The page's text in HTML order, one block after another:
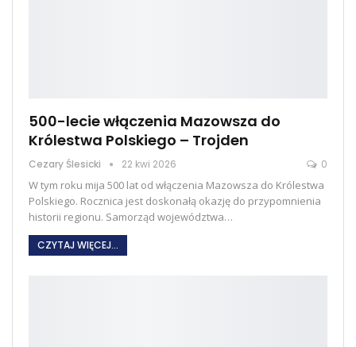
500-lecie włączenia Mazowsza do
Królestwa Polskiego – Trojden
Cezary Ślesicki 22 kwi 2026 0
W tym roku mija 500 lat od włączenia Mazowsza do Królestwa
Polskiego. Rocznica jest doskonałą okazję do przypomnienia
historii regionu. Samorząd województwa…
CZYTAJ WIĘCEJ...